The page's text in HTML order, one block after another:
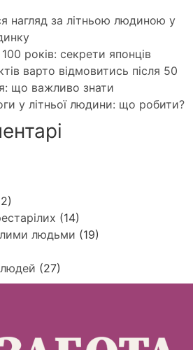
нагляд за літньою людиною у
років: секрети японців
варто відмовитись після 50
що важливо знати
у літньої людини: що робити?
(14)
людьми (19)
людей (27)